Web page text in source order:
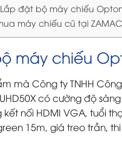
đặt bộ máy chiếu
máy chiếu cũ tại
máy chiếu
mà Công ty TNHH
có cường độ
kết nối HDMI VGA, tuổi
15m, giá treo trần,